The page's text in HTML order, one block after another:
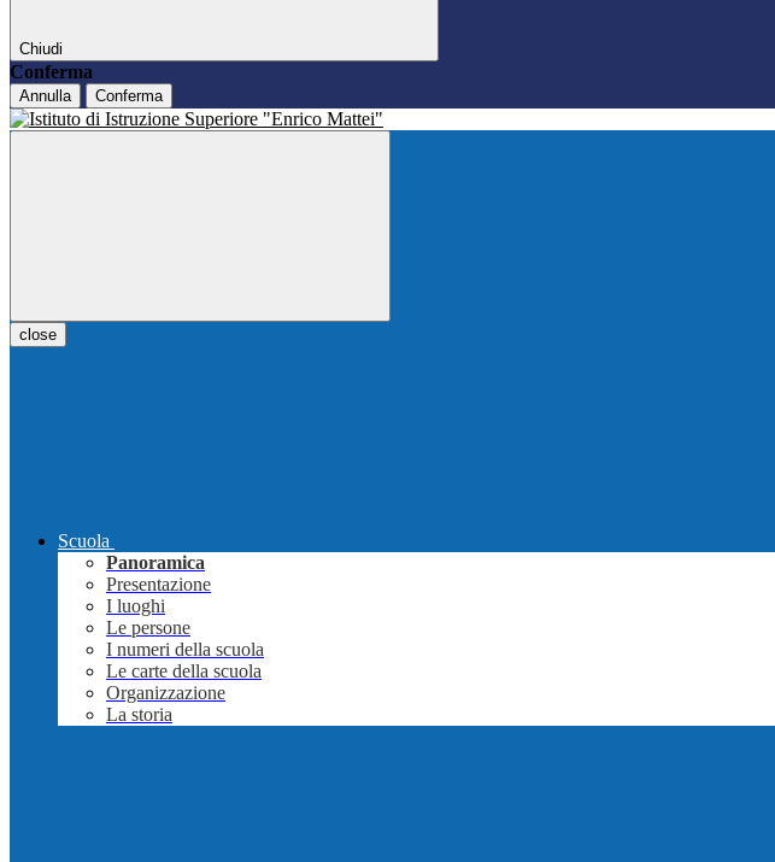
Chiudi
Conferma
Annulla Conferma
close
Scuola
Panoramica
Presentazione
I luoghi
Le persone
I numeri della scuola
Le carte della scuola
Organizzazione
La storia